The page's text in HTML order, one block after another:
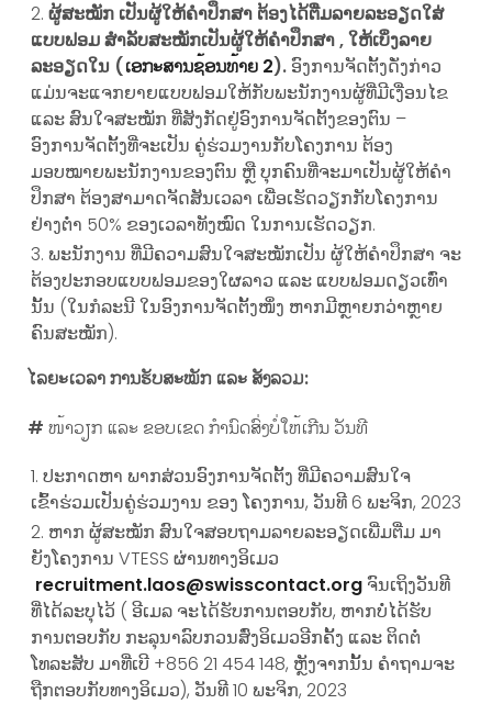
ຜູ້ສະໝັກ ເປັນຜູ້ໃຫ້ຄໍາປຶກສາ ຕ້ອງໄດ້ຕື່ມລາຍລະອຽດໃສ່
ແບບຟອມ ສໍາລັບສະໝັກເປັນຜູ້ໃຫ້ຄໍາປຶກສາ , ໃຫ້ເບິ່ງລາຍ
ລະອຽດໃນ (ເອກະສານຊ້ອນທ້າຍ 2).ອົງການຈັດຕັ້ງດັ່ງກ່າວ
ແມ່ນຈະແຈກຍາຍແບບຟອມໃຫ້ກັບພະນັກງານຜູ້ທີ່ມີເງື່ອນໄຂ
ແລະ ສົນໃຈສະໝັກ ທີ່ສັງກັດຢູ່ອົງການຈັດຕັ້ງຂອງຕົນ –
ອົງການຈັດຕັ້ງທີ່ຈະເປັນ ຄູ່ຮ່ວມງານກັບໂຄງການ ຕ້ອງ
ມອບໝາຍພະນັກງານຂອງຕົນ ຫຼື ບຸກຄົນທີ່ຈະມາເປັນຜູ້ໃຫ້ຄໍາ
ປຶກສາ ຕ້ອງສາມາດຈັດສັນເວລາ ເພື່ອເຮັດວຽກກັບໂຄງການ
ຢ່າງຕໍ່າ 50% ຂອງເວລາທັງໝົດ ໃນການເຮັດວຽກ.
ພະນັກງານ ທີ່ມີຄວາມສົນໃຈສະໝັກເປັນ ຜູ້ໃຫ້ຄໍາປຶກສາ ຈະ
ຕ້ອງປະກອບແບບຟອມຂອງໃຜລາວ ແລະ ແບບຟອມດຽວເທົ່າ
ນັ້ນ (ໃນກໍລະນີ ໃນອົງການຈັດຕັ້ງໜຶ່ງ ຫາກມີຫຼາຍກວ່າຫຼາຍ
ຄົນສະໝັກ).
ໄລຍະເວລາ ການຮັບສະໝັກ ແລະ ສັງລວມ:
# ໜ້າວຽກ ແລະ ຂອບເຂດ ກໍານົດສົ່ງບໍ່ໃຫ້ເກີນ ວັນທີ
ປະກາດຫາ ພາກສ່ວນອົງການຈັດຕັ້ງ ທີ່ມີຄວາມສົນໃຈ
ເຂົ້າຮ່ວມເປັນຄູ່ຮ່ວມງານ ຂອງ ໂຄງການ, ວັນທີ 6 ພະຈິກ, 2023
ຫາກ ຜູ້ສະໝັກ ສົນໃຈສອບຖາມລາຍລະອຽດເພີ່ມຕື່ມ ມາ
ຍັງໂຄງການ VTESS ຜ່ານທາງອິເມວ
recruitment.laos@swisscontact.orgຈົນເຖິງວັນທີ
ທີ່ໄດ້ລະບຸໄວ້ ( ອີເມລ ຈະໄດ້ຮັບການຕອບກັບ, ຫາກບໍ່ໄດ້ຮັບ
ການຕອບກັບ ກະລຸນາລົບກວນສົ່ງອິເມວອີກຄັ້ງ ແລະ ຕິດຕໍ່
ໂທລະສັບ ມາທີ່ເບີ +856 21 454 148, ຫຼັງຈາກນັ້້ນ ຄໍາຖາມຈະ
ຖືກຕອບກັບທາງອິເມວ), ວັນທີ 10 ພະຈິກ, 2023